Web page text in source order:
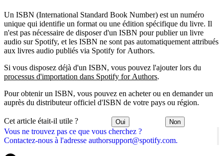
Vous ne trouvez pas ce que vous cherchez ?
Contactez-nous à l'adresse authorsupport@spotify.com.
Un ISBN (International Standard Book Number) est un numéro
unique qui identifie un format ou une édition spécifique du livre. Il
n'est pas nécessaire de disposer d'un ISBN pour publier un livre
audio sur Spotify, et les ISBN ne sont pas automatiquement attribués
aux livres audio publiés via Spotify for Authors.
Si vous disposez déjà d'un ISBN, vous pouvez l'ajouter lors du
processus d'importation dans Spotify for Authors.
Pour obtenir un ISBN, vous pouvez en acheter ou en demander un
auprès du distributeur officiel d'ISBN de votre pays ou région.
Cet article était-il utile ? Oui Non